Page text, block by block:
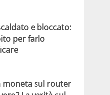
e bloccato:
per farlo
moneta sul router